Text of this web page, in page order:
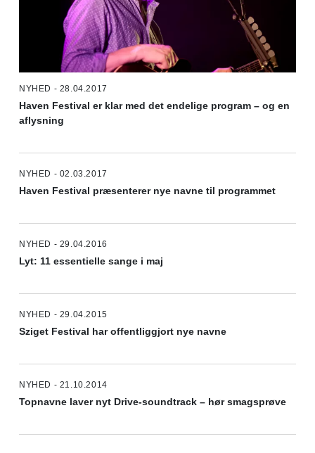
NYHED - 28.04.2017
Haven Festival er klar med det endelige program – og en
aflysning
NYHED - 02.03.2017
Haven Festival præsenterer nye navne til programmet
NYHED - 29.04.2016
Lyt: 11 essentielle sange i maj
NYHED - 29.04.2015
Sziget Festival har offentliggjort nye navne
NYHED - 21.10.2014
Topnavne laver nyt Drive-soundtrack – hør smagsprøve